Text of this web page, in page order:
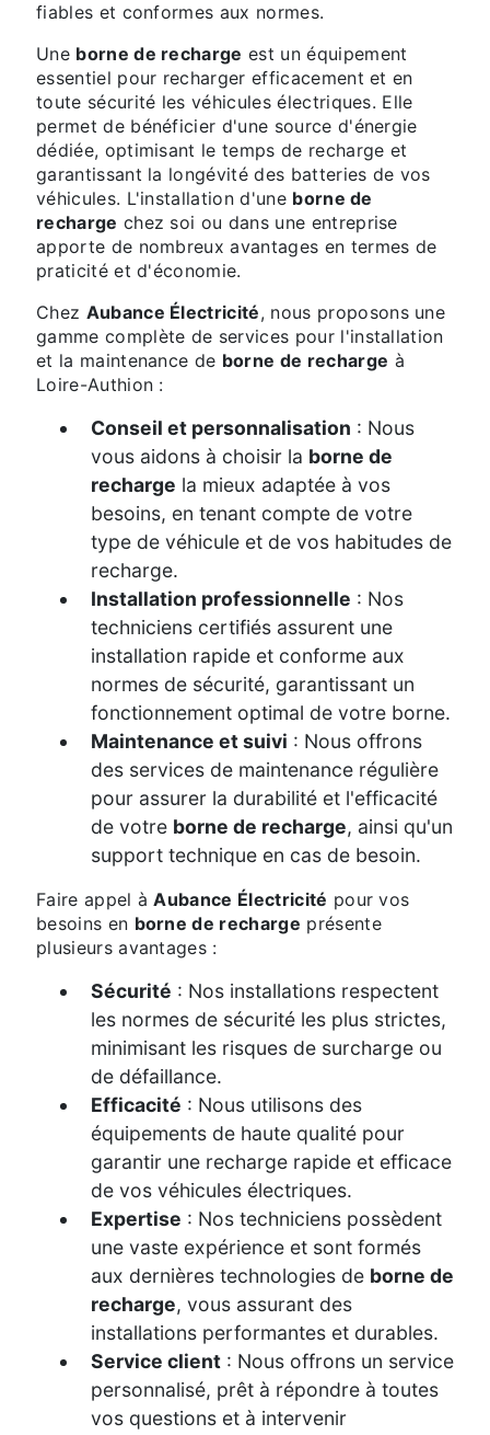
fiables et conformes aux normes.
Une borne de recharge est un équipement
essentiel pour recharger efficacement et en
toute sécurité les véhicules électriques. Elle
permet de bénéficier d'une source d'énergie
dédiée, optimisant le temps de recharge et
garantissant la longévité des batteries de vos
véhicules. L'installation d'une borne de
recharge chez soi ou dans une entreprise
apporte de nombreux avantages en termes de
praticité et d'économie.
Chez Aubance Électricité, nous proposons une
gamme complète de services pour l'installation
et la maintenance de borne de recharge à
Loire-Authion :
Conseil et personnalisation : Nous
vous aidons à choisir la borne de
recharge la mieux adaptée à vos
besoins, en tenant compte de votre
type de véhicule et de vos habitudes de
recharge.
Installation professionnelle : Nos
techniciens certifiés assurent une
installation rapide et conforme aux
normes de sécurité, garantissant un
fonctionnement optimal de votre borne.
Maintenance et suivi : Nous offrons
des services de maintenance régulière
pour assurer la durabilité et l'efficacité
de votre borne de recharge, ainsi qu'un
support technique en cas de besoin.
Faire appel àAubance Électricité pour vos
besoins en borne de recharge présente
plusieurs avantages :
Sécurité : Nos installations respectent
les normes de sécurité les plus strictes,
minimisant les risques de surcharge ou
de défaillance.
Efficacité : Nous utilisons des
équipements de haute qualité pour
garantir une recharge rapide et efficace
de vos véhicules électriques.
Expertise : Nos techniciens possèdent
une vaste expérience et sont formés
aux dernières technologies de borne de
recharge, vous assurant des
installations performantes et durables.
Service client : Nous offrons un service
personnalisé, prêt à répondre à toutes
vos questions et à intervenir